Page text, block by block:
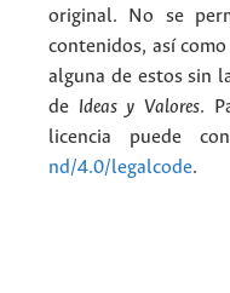
original. No se
contenidos, así
alguna de estos sin
de Ideas y Valores.
licencia puede
nd/4.0/legalcode.